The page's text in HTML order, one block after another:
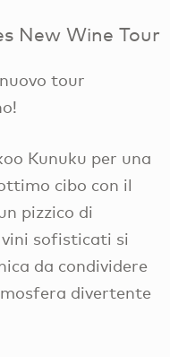
New Wine Tour
tour
Kunuku per una
cibo con il
pizzico di
sofisticati si
da condividere
divertente